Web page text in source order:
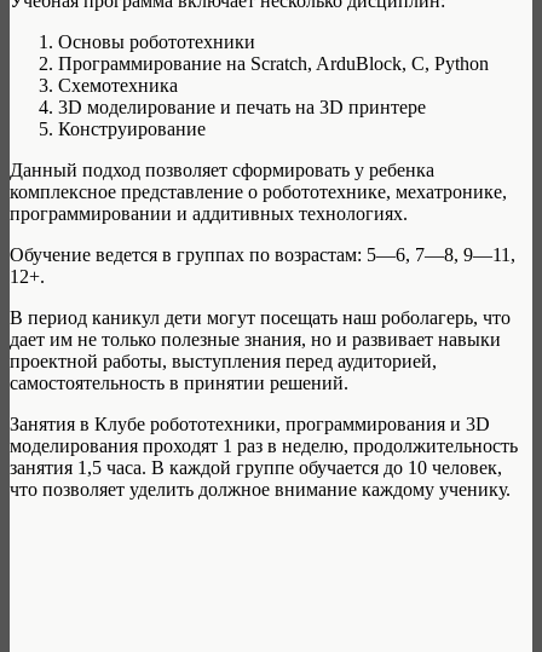
Основы робототехники
Программирование на Scratch, ArduBlock, C, Python
Схемотехника
3D моделирование и печать на 3D принтере
Конструирование
Данный подход позволяет сформировать у ребенка
комплексное представление о робототехнике, мехатронике,
программировании и аддитивных технологиях.
Обучение ведется в группах по возрастам: 5—6, 7—8, 9—11,
12+.
В период каникул дети могут посещать наш роболагерь, что
дает им не только полезные знания, но и развивает навыки
проектной работы, выступления перед аудиторией,
самостоятельность в принятии решений.
Занятия в Клубе робототехники, программирования и 3D
моделирования проходят 1 раз в неделю, продолжительность
занятия 1,5 часа. В каждой группе обучается до 10 человек,
что позволяет уделить должное внимание каждому ученику.